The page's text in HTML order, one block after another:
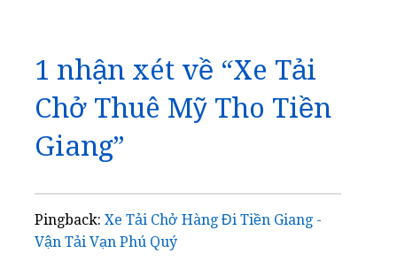
bài
viết
1 nhận xét về “Xe Tải
Chở Thuê Mỹ Tho Tiền
Giang”
Pingback: Xe Tải Chở Hàng Đi Tiền Giang -
Vận Tải Vạn Phú Quý